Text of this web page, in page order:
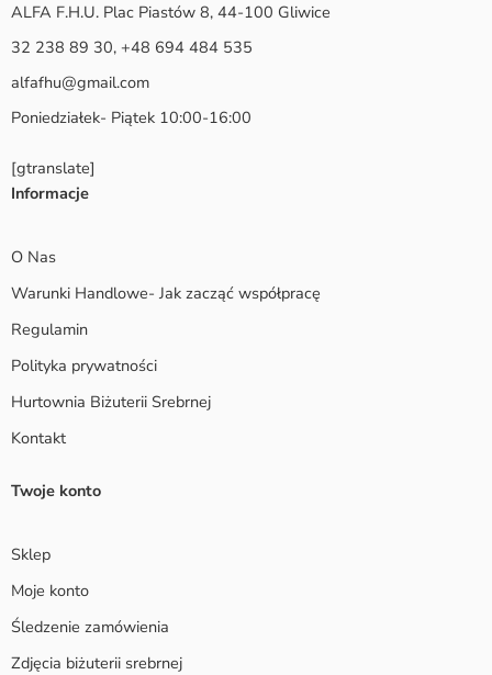
ALFA F.H.U. Plac Piastów 8, 44-100 Gliwice
32 238 89 30, +48 694 484 535
alfafhu@gmail.com
Poniedziałek- Piątek 10:00-16:00
[gtranslate]
Informacje
O Nas
Warunki Handlowe- Jak zacząć współpracę
Regulamin
Polityka prywatności
Hurtownia Biżuterii Srebrnej
Kontakt
Twoje konto
Sklep
Moje konto
Śledzenie zamówienia
Zdjęcia biżuterii srebrnej